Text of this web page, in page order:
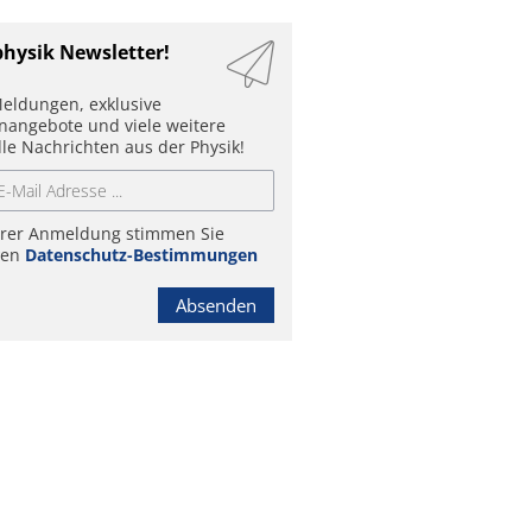
Newsletter!
exklusive
und viele weitere
Nachrichten aus der Physik!
Anmeldung stimmen Sie
Datenschutz-Bestimmungen
Absenden